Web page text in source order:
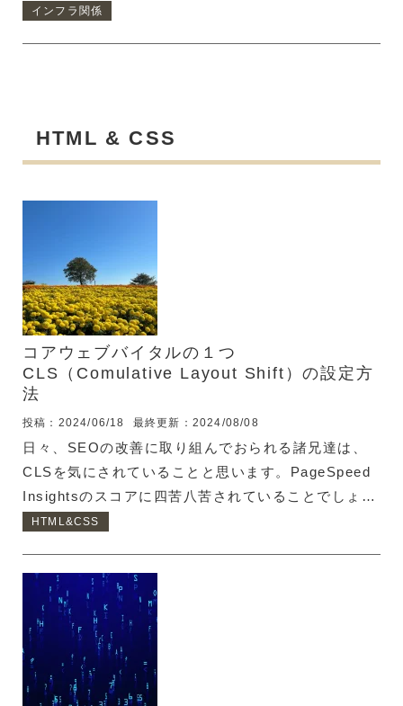
ドとは Microsoft Learnによると、「WSL」は
らの違いは内部の仕組みがだいぶ違っているようで、
インフラ関係
HTML & CSS
コアウェブバイタルの１つ
CLS（Comulative Layout Shift）の設定方
法
投稿：2024/06/18 最終更新：2024/08/08
日々、SEOの改善に取り組んでおられる諸兄達は、
CLSを気にされていることと思います。PageSpeed
Insightsのスコアに四苦八苦されていることでしょ
う。 そんなPageSpeed Insightsの中で、以下のよう
ると、imgタグにwidthとheightを設定しなければい
けないと思ってしまいがちですが・・・ ちょっと待
ってください！ このレスポンシブ対応が当たり前の
時代に「widthとheightを設定しろ！」なんて言われ
るだろうか・・・？ 調べてみた！ CLSのスコア上昇
にwidthとheight指定が必要なのか？ PageSpe...
HTML&CSS